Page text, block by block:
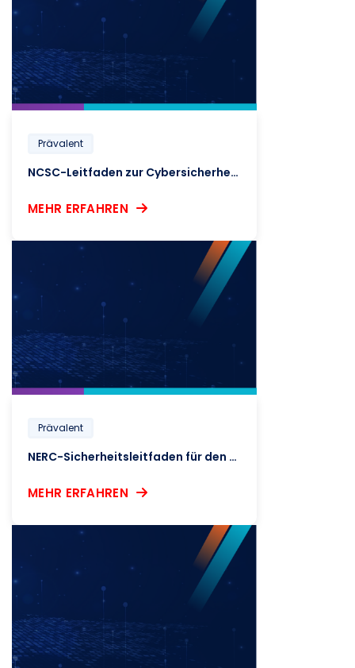
Prävalent
NCSC-Leitfaden zur Cybersicherheit in der Lieferkette
MEHR ERFAHREN
Prävalent
NERC-Sicherheitsleitfaden für den Lebenszyklus des Cybersicherheitsrisikomanagements in der Lieferkette
MEHR ERFAHREN